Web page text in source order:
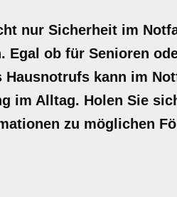
nur Sicherheit im
ob für Senioren
kann im
im Alltag. Holen Sie
zu möglichen